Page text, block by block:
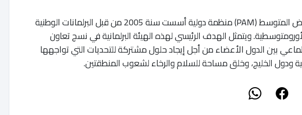
يذكر أن برلمان البحر الأبيض المتوسط (PAM) منظمة دولية أسست سنة 2005 من قبل البرلمانات الوطنية
ويتمثل الهدف الرئيسي لهذه الهيئة البرلمانية في نسج تعاون
بين الدول الأعضاء من أجل إيجاد حلول مشتركة للتحديات التي تواجهها
ودول الخليج، وخلق مساحة للسلام والرخاء لشعوب المنطقتين.